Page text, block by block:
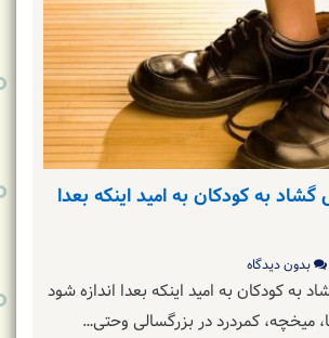
به کودکان به امید اینکه بعدا
بدون دیدگاه
به کودکان به امید اینکه بعدا اندازه شود
کمردرد در بزرگسالی وحتی…